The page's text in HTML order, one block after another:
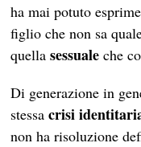
ha mai potuto
figlio che non sa
quellasessuale che
Di generazione in
stessacrisi
non ha risoluzione